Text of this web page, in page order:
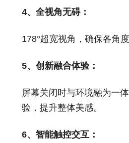
4、全视角无碍：
178°超宽视角，确保各角
5、创新融合体验：
屏幕关闭时与环境融为一
验，提升整体美感。
6、智能触控交互：